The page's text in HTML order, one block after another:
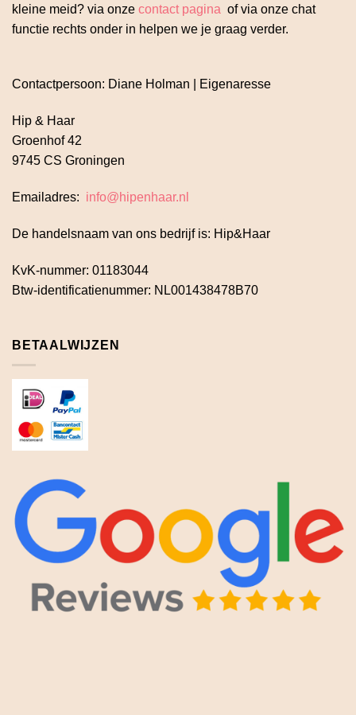
kleine meid? via onze contact pagina of via onze chat
functie rechts onder in helpen we je graag verder.
Contactpersoon: Diane Holman | Eigenaresse
Hip & Haar
Groenhof 42
9745 CS Groningen
Emailadres: info@hipenhaar.nl
De handelsnaam van ons bedrijf is: Hip&Haar
KvK-nummer: 01183044
Btw-identificatienummer: NL001438478B70
BETAALWIJZEN